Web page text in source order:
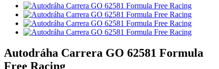
Autodráha Carrera GO 62581 Formula
Free Racing